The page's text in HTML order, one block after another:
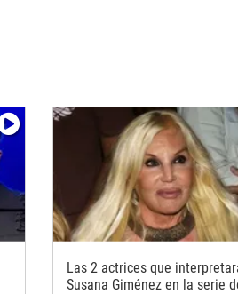
Las 2 actrices que
Susana Giménez en la serie